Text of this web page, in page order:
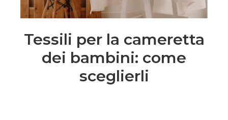
Tessili per la cameretta
dei bambini: come
sceglierli